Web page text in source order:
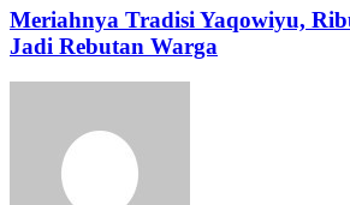
Meriahnya Tradisi Yaqowiyu,
Jadi Rebutan Warga